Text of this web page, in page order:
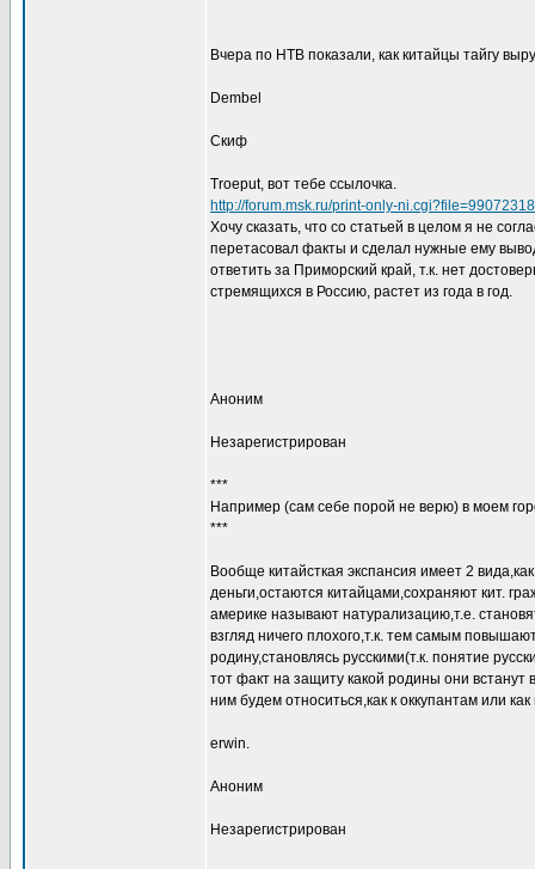
Вчера по НТВ показали, как китайцы тайгу
Dembel
Скиф
Troeput, вот тебе ссылочка.
http://forum.msk.ru/print-only-
Хочу сказать, что со статьей в целом я не
перетасовал факты и сделал нужные ему
ответить за Приморский край, т.к. нет
стремящихся в Россию, растет из года в год.
Аноним
Незарегистрирован
***
Например (сам себе порой не верю) в моем
***
Вообще китайсткая экспансия имеет 2
деньги,остаются китайцами,сохраняют кит.
америке называют натурализацию,т.е.
взгляд ничего плохого,т.к. тем самым
родину,становлясь русскими(т.к. понятие
тот факт на защиту какой родины они встанут
ним будем относиться,как к оккупантам или
erwin.
Аноним
Незарегистрирован